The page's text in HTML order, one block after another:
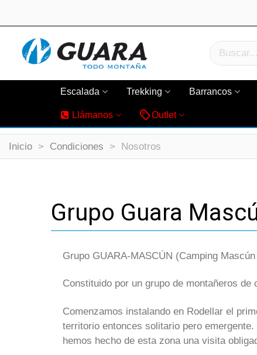
Escalada Trekking Barrancos
Llámanos Outlet
Inicio > Condiciones > Nosotros
Grupo Guara
Grupo GUARA-MASCÚN (Camping
Constituido por un grupo de montañeros
Comenzamos instalando en Rodellar el
territorio entonces solitario pero
hemos hecho de esta zona una visita